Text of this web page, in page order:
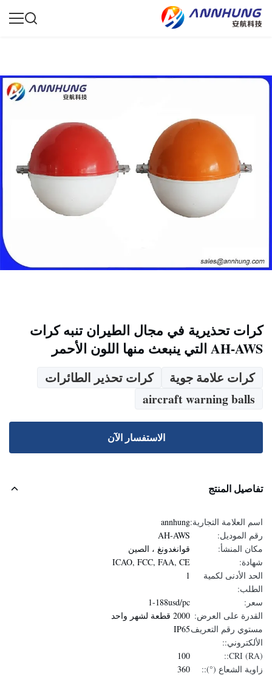
كرات تحذيرية في مجال الطيران تنبه كرات
AH-AWS التي ينبعث منها اللون الأحمر
كرات علامة جوية
كرات تحذير الطائرات
aircraft warning balls
الاستفسار الآن
تفاصيل المنتج
اسم العلامة التجارية:annhung
رقم الموديل:
AH-AWS
مكان المنشأ:
قوانغدونغ ، الصين
شهادة:
ICAO, FCC, FAA, CE
الحد الأدنى لكمية
الطلب:
1
سعر:
1-188usd/pc
القدرة على العرض: 2000 قطعة لشهر واحد
مستوي رقم التعريف
الألكتروني::
IP65
CRI (RA)::
100
زاوية الشعاع (°)::
360